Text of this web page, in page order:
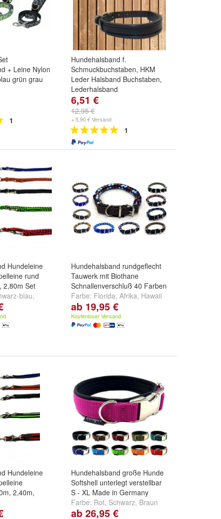
+ Leine Nylon
grün grau
1
Hundehalsband f.
Schmuckbuchstaben, HKM
Leder Halsband Buchstaben,
Lederhalsband
Farbe:schwarz
6,51 €
12,95 €
+ 5,90 € Versand
1
Hundeleine
rund
2,80m Set
blau,
Hundehalsband rundgeflecht
Tauwerk mit Biothane
Schnallenverschluß 40 Farben
Farbe: Florida, Afrika, Hawaii
und weitere ...
ab 19,95 €
Kostenloser Versand
Hundeleine
2,40m,
blau
Hundehalsband große Hunde
Softshell unterlegt verstellbar
S - XL Made in Germany
Farbe: Rot, Schwarz, Braun
und weitere ...
ab 26,95 €